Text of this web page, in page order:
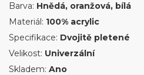
Barva: Hnědá, oranžová, bílá
Materiál: 100% acrylic
Specifikace: Dvojitě pletené
Velikost: Univerzální
Skladem: Ano